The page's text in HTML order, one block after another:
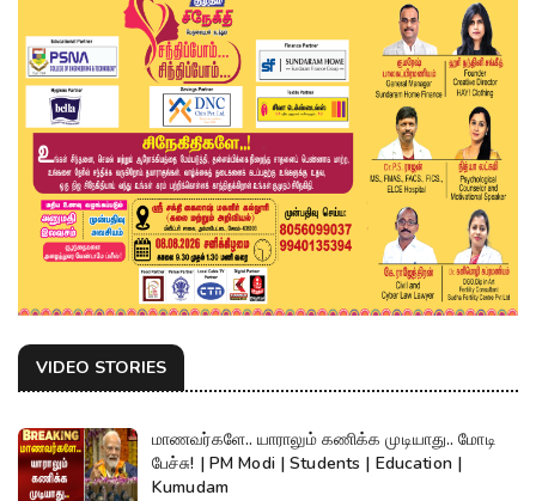
VIDEO STORIES
மாணவர்களே.. யாராலும் கணிக்க முடியாது.. மோடி
பேச்சு! | PM Modi | Students | Education |
Kumudam